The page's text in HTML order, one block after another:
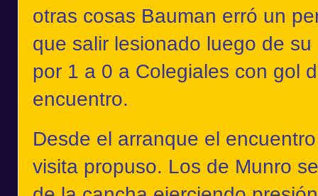
otras cosas Bauman erró un
que salir lesionado luego de
por 1 a 0 a Colegiales con gol
encuentro.
Desde el arranque el
visita propuso. Los de Munro